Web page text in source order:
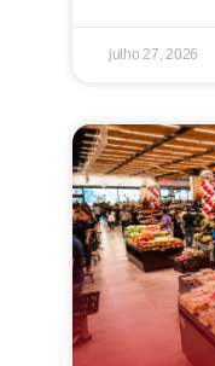
julho 27, 2026